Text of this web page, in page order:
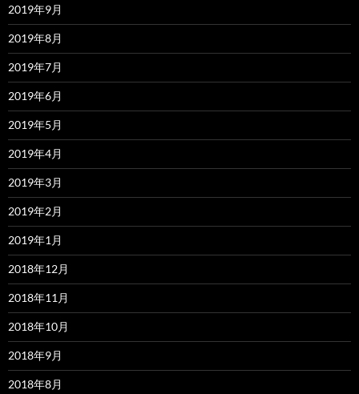
2019年9月
2019年8月
2019年7月
2019年6月
2019年5月
2019年4月
2019年3月
2019年2月
2019年1月
2018年12月
2018年11月
2018年10月
2018年9月
2018年8月